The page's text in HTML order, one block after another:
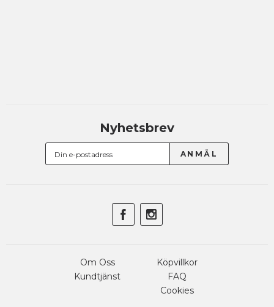
Nyhetsbrev
Om Oss
Kundtjänst
Köpvillkor
FAQ
Cookies